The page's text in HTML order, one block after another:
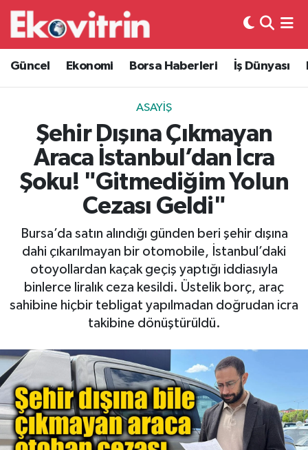
Güncel Ekonomi Borsa Haberleri İş Dünyası
ASAYIŞ
Şehir Dışına Çıkmayan
Araca İstanbul’dan İcra
Şoku! "Gitmediğim Yolun
Cezası Geldi"
Bursa’da satın alındığı günden beri şehir dışına
dahi çıkarılmayan bir otomobile, İstanbul’daki
otoyollardan kaçak geçiş yaptığı iddiasıyla
binlerce liralık ceza kesildi. Üstelik borç, araç
sahibine hiçbir tebligat yapılmadan doğrudan icra
takibine dönüştürüldü.
Güncel
Ekonomi
Borsa Haberleri
İş Dünyası
Lojistik
Otovitrin
Asayiş
Magazin
Eğitim
Hava Durumu
Trafik Durumu
Süper Lig Puan Durumu ve Fikstür
Tüm Manşetler
Son Dakika Haberleri
Haber Arşivi